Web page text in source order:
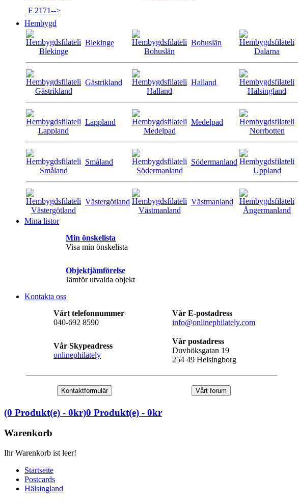
F 2171-->
Hembygd
Blekinge Bohuslän
Gästrikland Halland
Lappland Medelpad
Småland Södermanland
Västergötland Västmanland
Mina listor
Min önskelista
Visa min önskelista
Objektjämförelse
Jämför utvalda objekt
Kontakta oss
Vårt telefonnummer
040-692 8590
Vår E-postadress
info@onlinephilately.com
Vår Skypeadress
onlinephilately
Vår postadress
Duvhöksgatan 19
254 49 Helsingborg
Kontaktformulär Vårt forum
(0 Produkt(e) - 0kr)0 Produkt(e) - 0kr
Warenkorb
Ihr Warenkorb ist leer!
Startseite
Postcards
Hälsingland